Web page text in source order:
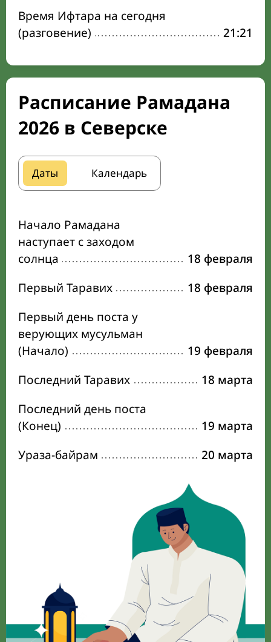
Время Ифтара на сегодня
(разговение)
21:21
Расписание Рамадана
2026 в Северске
Даты Календарь
Начало Рамадана
наступает с заходом
солнца
18 февраля
Первый Таравих
18 февраля
Первый день поста у
верующих мусульман
(Начало)
19 февраля
Последний Таравих
18 марта
Последний день поста
(Конец)
19 марта
Ураза-байрам
20 марта